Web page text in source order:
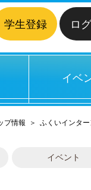
学生登録 ロ
イベ
プ情報 ＞ ふくいインタ
イベント